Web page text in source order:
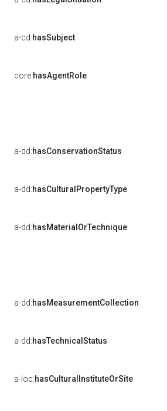
a-cd:hasSubject
core:hasAgentRole
a-dd:hasConservationStatus
a-dd:hasCulturalPropertyType
a-dd:hasMaterialOrTechnique
a-dd:hasMeasurementCollection
a-dd:hasTechnicalStatus
a-loc:hasCulturalInstituteOrSite